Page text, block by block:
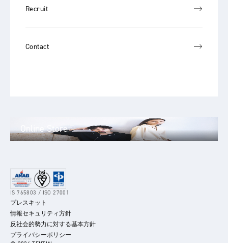
Recruit
Contact
Online Store
IS 765803 / ISO 27001
プレスキット
情報セキュリティ方針
反社会的勢力に対する基本方針
プライバシーポリシー